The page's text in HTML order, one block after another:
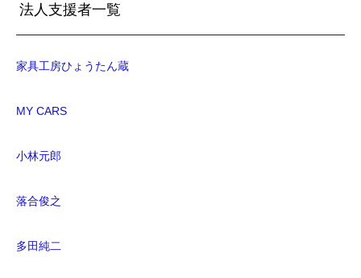
法人支援者一覧
家具工房ひょうたん蔵
MY CARS
小林元郎
落合俊之
多田純二